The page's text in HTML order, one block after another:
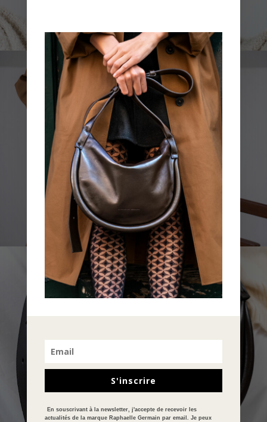
QUALITÉ
S'inscrire
En souscrivant à la newsletter, j'accepte de recevoir les
actualités de la marque Raphaelle Germain par email. Je peux